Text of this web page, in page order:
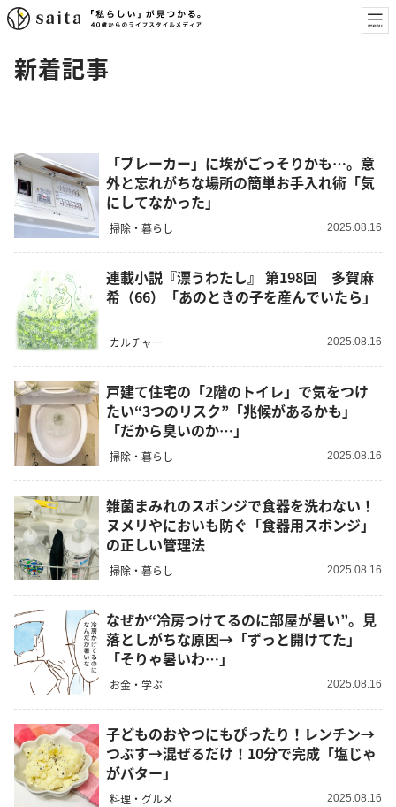
新着記事
「ブレーカー」に埃がごっそりかも…。意
外と忘れがちな場所の簡単お手入れ術「気
にしてなかった」
掃除・暮らし 2025.08.16
連載小説『漂うわたし』 第198回 多賀麻
希（66）「あのときの子を産んでいたら」
カルチャー 2025.08.16
戸建て住宅の「2階のトイレ」で気をつけ
たい“3つのリスク”「兆候があるかも」
「だから臭いのか…」
掃除・暮らし 2025.08.16
雑菌まみれのスポンジで食器を洗わない！
ヌメリやにおいも防ぐ「食器用スポンジ」
の正しい管理法
掃除・暮らし 2025.08.16
なぜか“冷房つけてるのに部屋が暑い”。見
落としがちな原因→「ずっと開けてた」
「そりゃ暑いわ…」
お金・学ぶ 2025.08.16
子どものおやつにもぴったり！レンチン→
つぶす→混ぜるだけ！10分で完成「塩じゃ
がバター」
料理・グルメ 2025.08.16